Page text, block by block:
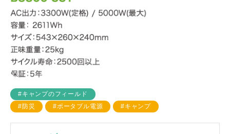
#キャンプのフィールド
#防災
#ポータブル電源 #キャンプ